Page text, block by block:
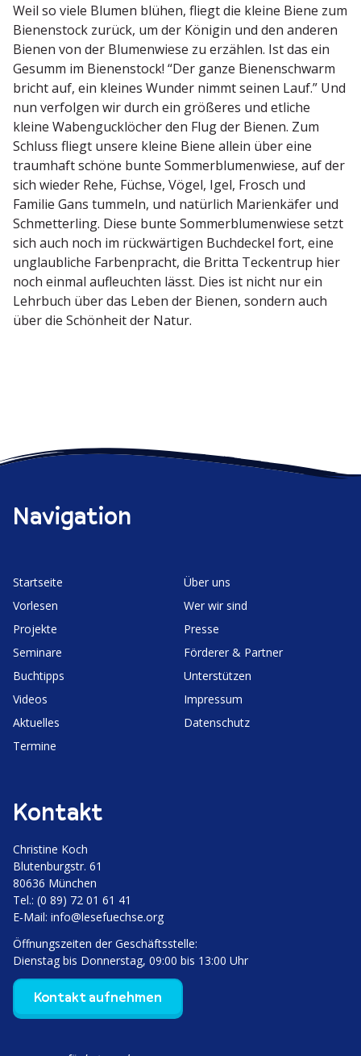
Weil so viele Blumen blühen, fliegt die kleine Biene zum
Bienen­stock zurück, um der Königin und den anderen
Bienen von der Blumen­wiese zu erzählen. Ist das ein
Gesumm im Bienen­stock! “Der ganze Bienen­schwarm
bricht auf, ein kleines Wunder nimmt seinen Lauf.” Und
nun verfolgen wir durch ein größeres und etliche
kleine Waben­guck­löcher den Flug der Bienen. Zum
Schluss fliegt unsere kleine Biene allein über eine
traumhaft schöne bunte Sommer­blu­men­wiese, auf der
sich wieder Rehe, Füchse, Vögel, Igel, Frosch und
Familie Gans tummeln, und natürlich Marien­käfer und
Schmet­terling. Diese bunte Sommer­blu­men­wiese setzt
sich auch noch im rückwär­tigen Buchdeckel fort, eine
unglaub­liche Farben­pracht, die Britta Teckentrup hier
noch einmal aufleuchten lässt. Dies ist nicht nur ein
Lehrbuch über das Leben der Bienen, sondern auch
über die Schönheit der Natur.
Navigation
Start­seite
Vorlesen
Projekte
Seminare
Buchtipps
Videos
Aktuelles
Termine
Über uns
Wer wir sind
Presse
Förderer & Partner
Unter­stützen
Impressum
Daten­schutz
Kontakt
Christine Koch
Bluten­burgstr. 61
80636 München
Tel.: (0 89) 72 01 61 41
E‑Mail: info@lesefuechse.org
Öffnungs­zeiten der Geschäftsstelle:
Dienstag bis Donnerstag, 09:00 bis 13:00 Uhr
Kontakt aufnehmen